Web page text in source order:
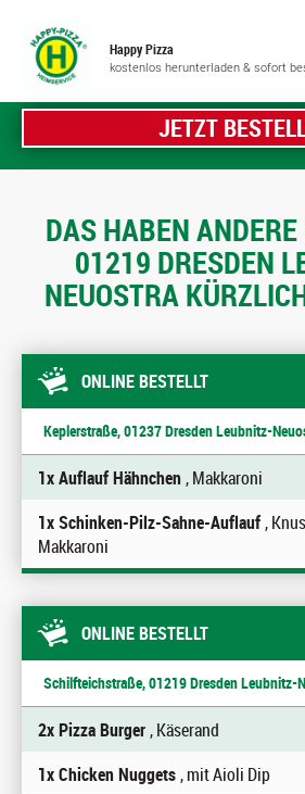
Happy Pizza
kostenlos herunterladen & sofort
JETZT
DAS HABEN
01219 DRESDEN
NEUOSTRA
ONLINE BESTELLT
Keplerstraße, 01237 Dresden Leubnitz-
1x Auflauf Hähnchen, Makkaroni
1x Schinken-Pilz-Sahne-Auflauf,
Makkaroni
ONLINE BESTELLT
Schilfteichstraße, 01219 Dresden Leubnitz-
2x Pizza Burger, Käserand
1x Chicken Nuggets, mit Aioli Dip